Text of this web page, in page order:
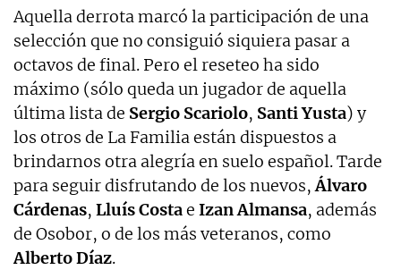
Aquella derrota marcó la participación de una
selección que no consiguió siquiera pasar a
octavos de final. Pero el reseteo ha sido
máximo (sólo queda un jugador de aquella
última lista de Sergio Scariolo, Santi Yusta) y
los otros de La Familia están dispuestos a
brindarnos otra alegría en suelo español. Tarde
para seguir disfrutando de los nuevos,Álvaro
Cárdenas, Lluís Costae Izan Almansa, además
de Osobor, o de los más veteranos, como
Alberto Díaz.